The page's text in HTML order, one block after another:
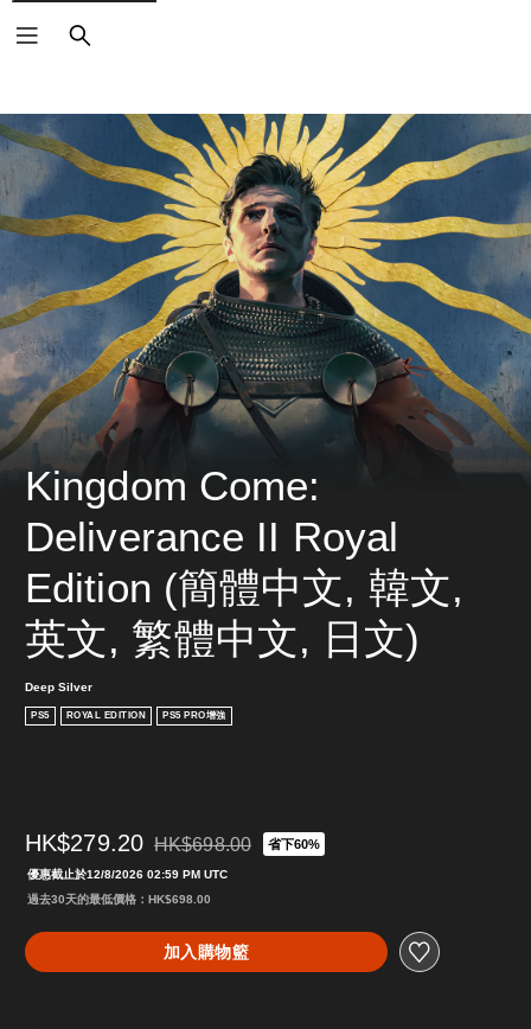
搜
尋
Kingdom Come:
Deliverance II Royal
Edition (簡體中文, 韓文,
英文, 繁體中文, 日文)
Deep Silver
PS5 ROYAL EDITION PS5 PRO增強
HK$279.20 折扣前原價為HK$698.00
HK$698.00 省下60%
優惠截止於12/8/2026 02:59 PM UTC
過去30天的最低價格：HK$698.00
加入購物籃